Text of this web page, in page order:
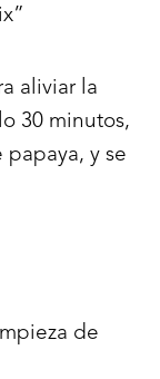
aliviar la
30 minutos,
y se
de